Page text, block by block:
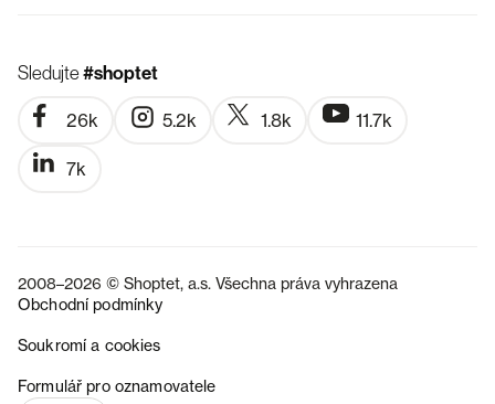
Sledujte#shoptet
26k 5.2k 1.8k 11.7k
7k
2008–2026 © Shoptet, a.s. Všechna práva vyhrazena
Obchodní podmínky
Soukromí a cookies
Formulář pro oznamovatele